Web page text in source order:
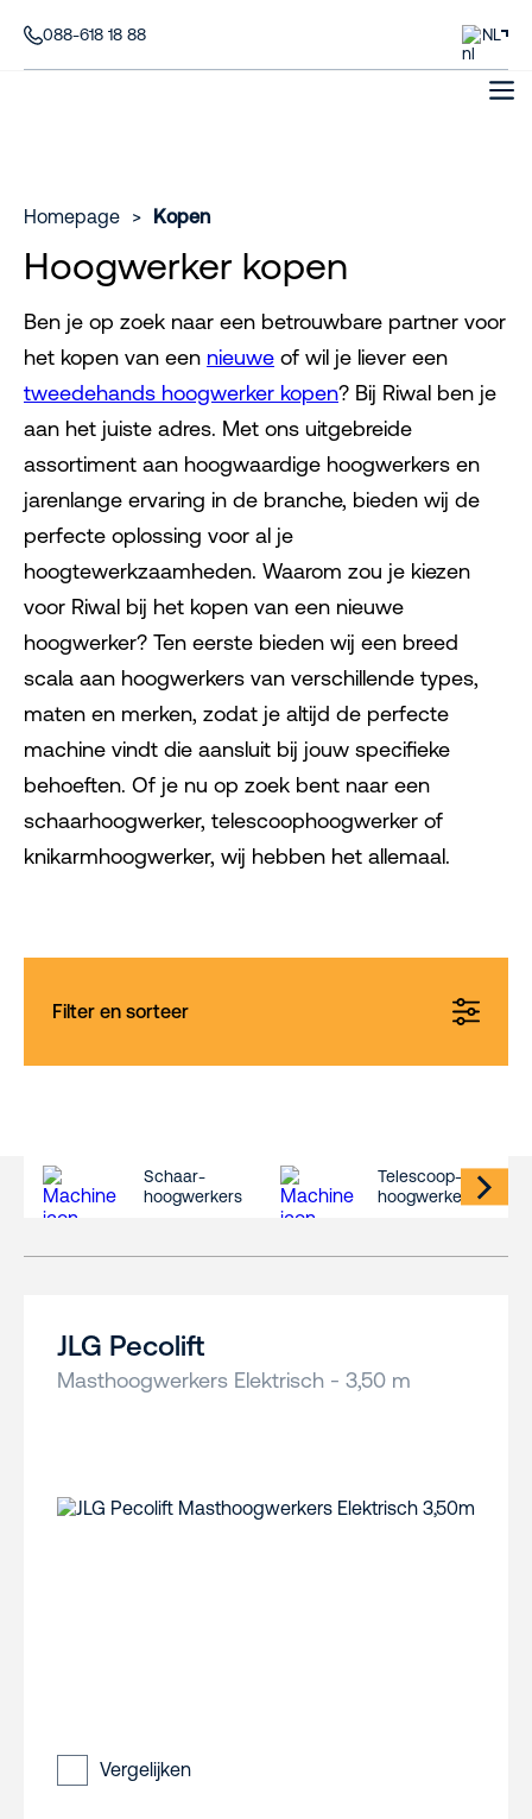
088-618 18 88 NL
Homepage > Kopen
Hoogwerker kopen
Ben je op zoek naar een betrouwbare partner voor
het kopen van een nieuwe of wil je liever een
tweedehands hoogwerker kopen? Bij Riwal ben je
aan het juiste adres. Met ons uitgebreide
assortiment aan hoogwaardige hoogwerkers en
jarenlange ervaring in de branche, bieden wij de
perfecte oplossing voor al je
hoogtewerkzaamheden. Waarom zou je kiezen
voor Riwal bij het kopen van een nieuwe
hoogwerker? Ten eerste bieden wij een breed
scala aan hoogwerkers van verschillende types,
maten en merken, zodat je altijd de perfecte
machine vindt die aansluit bij jouw specifieke
behoeften. Of je nu op zoek bent naar een
schaarhoogwerker, telescoophoogwerker of
knikarmhoogwerker, wij hebben het allemaal.
Filter en sorteer
Schaar-
hoogwerkers
Telescoop-
hoogwerkers
JLG Pecolift
Masthoogwerkers Elektrisch - 3,50 m
Vergelijken